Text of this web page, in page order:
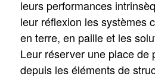
leurs performances
leur réflexion les systèmes
en terre, en paille et les
Leur réserver une place de
depuis les éléments de